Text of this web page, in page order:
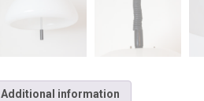
Additional information